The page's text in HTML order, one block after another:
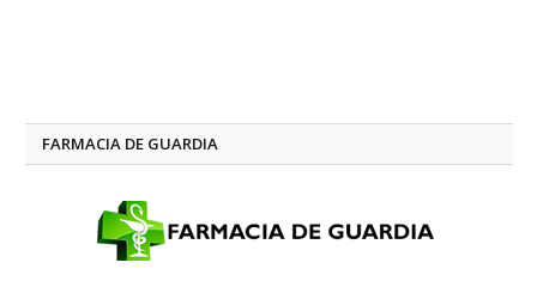
FARMACIA DE GUARDIA